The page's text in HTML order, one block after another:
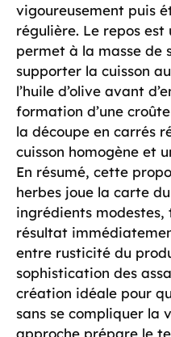
vigoureusement puis
régulière. Le repos est
permet à la masse de
supporter la cuisson
l’huile d’olive avant
formation d’une
la découpe en carrés
cuisson homogène et
En résumé, cette
herbes joue la carte
ingrédients
résultat
entre rusticité du
sophistication des
création idéale pour
sans se compliquer la
approche prépare le